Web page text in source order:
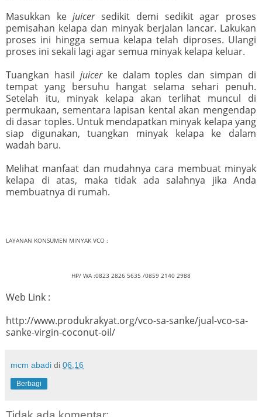
Masukkan kejuicersedikit demi sedikit agar proses
pemisahan kelapa dan minyak berjalan lancar. Lakukan
proses ini hingga semua kelapa telah diproses. Ulangi
proses ini sekali lagi agar semua minyak kelapa keluar.
Tuangkan hasil juicerke dalam toples dan simpan di
tempat yang bersuhu hangat selama sehari penuh.
Setelah itu, minyak kelapa akan terlihat muncul di
permukaan, sementara lapisan kental akan mengendap
di dasar toples. Untuk mendapatkan minyak kelapa yang
siap digunakan, tuangkan minyak kelapa ke dalam
wadah baru.
Melihat manfaat dan mudahnya cara membuat minyak
kelapa di atas, maka tidak ada salahnya jika Anda
membuatnya di rumah.
LAYANAN KONSUMEN MINYAK VCO :
HP/ WA :0823 2826 5635 /0859 2140 2988
Web Link :
http://www.produkrakyat.org/vco-sa-sanke/jual-vco-sa-
sanke-virgin-coconut-oil/
mcm abadi di 06.16
Berbagi